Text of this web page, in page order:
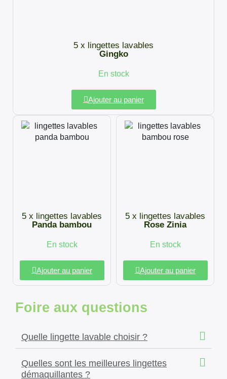
5 x lingettes lavables
Gingko
En stock
Ajouter au panier
5 x lingettes lavables
Panda bambou
En stock
Ajouter au panier
5 x lingettes lavables
Rose Zinia
En stock
Ajouter au panier
Foire aux questions
Quelle lingette lavable choisir ?
Quelles sont les meilleures lingettes
démaquillantes ?